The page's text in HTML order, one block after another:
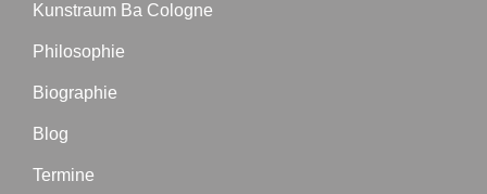
Kunstraum Ba Cologne
Philosophie
Biographie
Blog
Termine